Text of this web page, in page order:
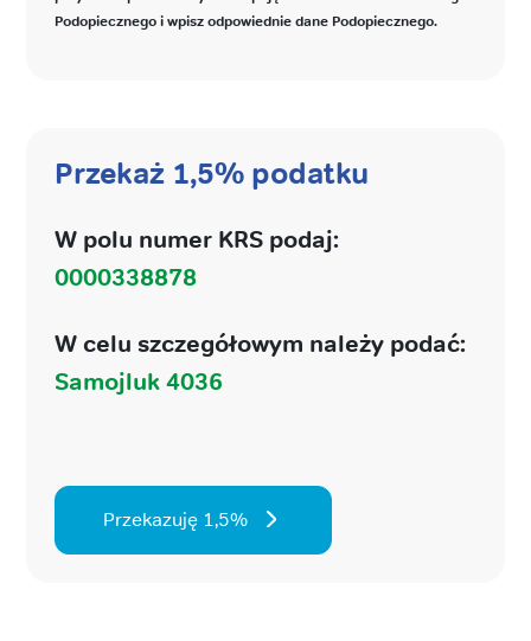
Podopiecznego i wpisz odpowiednie dane Podopiecznego.
Przekaż 1,5% podatku
W polu numer KRS podaj:
0000338878
W celu szczegółowym należy podać:
Samojluk 4036
Przekazuję 1,5%